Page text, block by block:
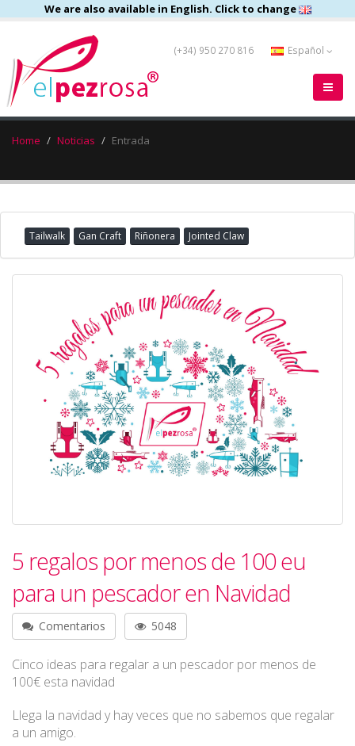
We are also available in English. Click to change
(+34) 950 270 816 Español
Home Noticias Entrada
Tailwalk Gan Craft Riñonera Jointed Claw
5 regalos por menos de 100 eu
para un pescador en Navidad
Comentarios 5048
Cinco ideas para regalar a un pescador por menos de
100€ esta navidad
Llega la navidad y hay veces que no sabemos que regalar
a un amigo.